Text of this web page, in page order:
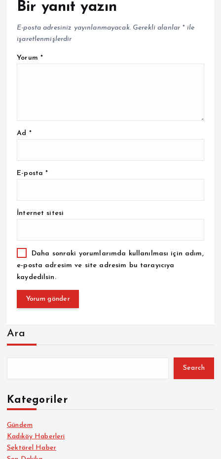
Bir yanıt yazın
E-posta adresiniz yayınlanmayacak. Gerekli alanlar *ile
işaretlenmişlerdir
Yorum *
Ad *
E-posta*
İnternet sitesi
Daha sonraki yorumlarımda kullanılması için adım,
e-posta adresim ve site adresim bu tarayıcıya
kaydedilsin.
Ara
Search
Kategoriler
Gündem
Kadıköy Haberleri
Sektörel Haber